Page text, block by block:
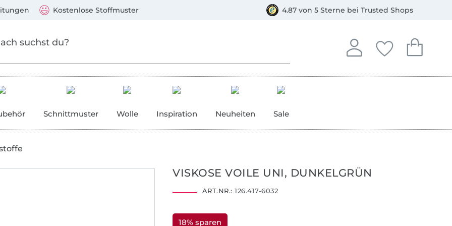
Kostenlose Stoffmuster 4.87 von 5 Sterne bei Trusted Shops
Anmelden
In deinem Konto
Deine
Du hast keine
Dein
Du hast
Schnittmuster Wolle Inspiration Neuheiten Sale
VISKOSE VOILE UNI, DUNKELGRÜN
ART.NR.: 126.417-6032
18% sparen
Mastercard, PayPal, Giropay, Kauf auf Rechnung, Vorkasse